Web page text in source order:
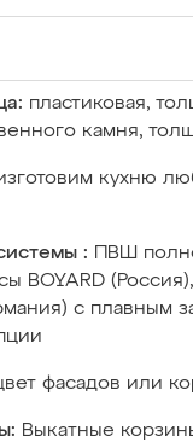
пластиковая,
камня,
кухню
:
ПВШ
BOYARD
с плавным
фасадов или
Выкатные